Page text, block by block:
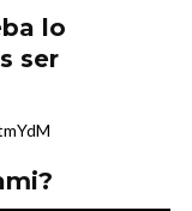
lo
ser